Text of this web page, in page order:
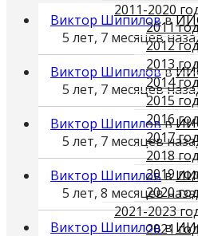
2011-2020
2011
2012
2013
2014
2015 год
2016
2017
2018
2019
2020
2021-2023
2021
Виктор Шипиловв
5 лет, 7 месяцев
Виктор Шипиловв
5 лет, 7 месяцев
Виктор Шипиловв
5 лет, 7 месяцев
Виктор Шипиловв
5 лет, 8 месяцев
Виктор Шипиловв